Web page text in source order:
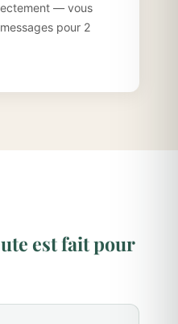
— vous
pour 2
est fait pour